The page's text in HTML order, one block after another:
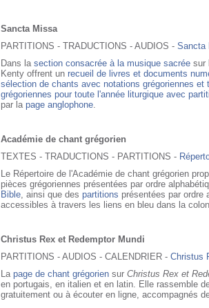
Sancta Missa
PARTITIONS - TRADUCTIONS - AUDIOS - Sancta
Dans la section consacrée à la musique sacrée sur
Kenty offrent un recueil de livres et documents
sélection de chants avec notations grégoriennes et
grégoriennes pour toute l'année liturgique avec
par la page anglophone
Académie de chant grégorien
TEXTES - TRADUCTIONS - PARTITIONS -
Le Répertoire de l'Académie de chant grégorien
pièces grégoriennes présentées par ordre
Bible , ainsi que des partitions présentées par ordre
accessibles à travers les liens en bleu dans la
Christus Rex et Redemptor Mundi
PARTITIONS - AUDIOS - CALENDRIER - Christus
La page de chant grégorien sur Christus Rex et
en portugais, en italien et en latin. Elle rassemble
gratuitement ou à écouter en ligne, accompagnés